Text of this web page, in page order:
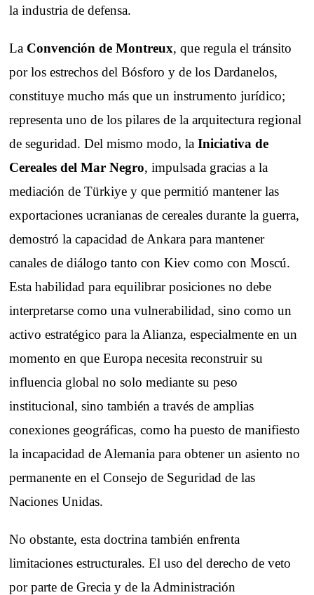
la industria de defensa.
La Convención de Montreux, que regula el tránsito
por los estrechos del Bósforo y de los Dardanelos,
constituye mucho más que un instrumento jurídico;
representa uno de los pilares de la arquitectura regional
de seguridad. Del mismo modo, laIniciativa de
Cereales del Mar Negro, impulsada gracias a la
mediación de Türkiye y que permitió mantener las
exportaciones ucranianas de cereales durante la guerra,
demostró la capacidad de Ankara para mantener
canales de diálogo tanto con Kiev como con Moscú.
Esta habilidad para equilibrar posiciones no debe
interpretarse como una vulnerabilidad, sino como un
activo estratégico para la Alianza, especialmente en un
momento en que Europa necesita reconstruir su
influencia global no solo mediante su peso
institucional, sino también a través de amplias
conexiones geográficas, como ha puesto de manifiesto
la incapacidad de Alemania para obtener un asiento no
permanente en el Consejo de Seguridad de las
Naciones Unidas.
No obstante, esta doctrina también enfrenta
limitaciones estructurales. El uso del derecho de veto
por parte de Grecia y de la Administración